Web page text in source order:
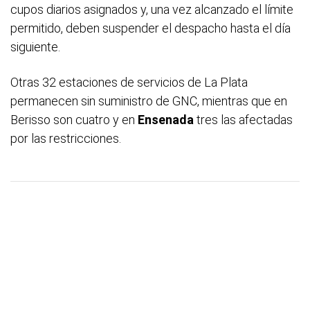
cupos diarios asignados y, una vez alcanzado el límite
permitido, deben suspender el despacho hasta el día
siguiente.
Otras 32 estaciones de servicios de La Plata
permanecen sin suministro de GNC, mientras que en
Berisso son cuatro y en Ensenada tres las afectadas
por las restricciones.